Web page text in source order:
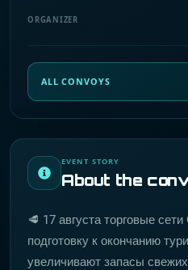
EVENT STORY
About the
🥩 17 августа торговые
подготовку к окончанию
увеличивают запасы
ORGANIZER
ALL CONVOYS